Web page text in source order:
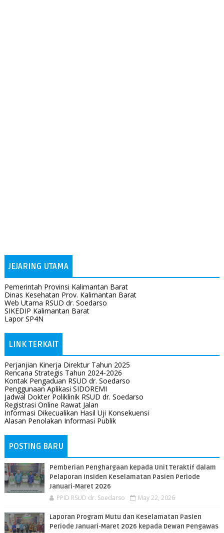
JEJARING UTAMA
Pemerintah Provinsi Kalimantan Barat
Dinas Kesehatan Prov. Kalimantan Barat
Web Utama RSUD dr. Soedarso
SIKEDIP Kalimantan Barat
Lapor SP4N
LINK TERKAIT
Perjanjian Kinerja Direktur Tahun 2025
Rencana Strategis Tahun 2024-2026
Kontak Pengaduan RSUD dr. Soedarso
Penggunaan Aplikasi SIDOREMI
Jadwal Dokter Poliklinik RSUD dr. Soedarso
Registrasi Online Rawat Jalan
Informasi Dikecualikan Hasil Uji Konsekuensi
Alasan Penolakan Informasi Publik
POSTING BARU
Pemberian Penghargaan kepada Unit Teraktif dalam
Pelaporan Insiden Keselamatan Pasien Periode
Januari-Maret 2026
PPID RSUD dr. Soedarso May 22, 2026
Laporan Program Mutu dan Keselamatan Pasien
Periode Januari-Maret 2026 kepada Dewan Pengawas